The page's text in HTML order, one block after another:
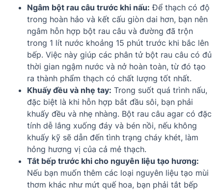
Ngâm bột rau câu trước khi nấu: Để thạch có độ
trong hoàn hảo và kết cấu giòn dai hơn, bạn nên
ngâm hỗn hợp bột rau câu và đường đã trộn
trong 1 lít nước khoảng 15 phút trước khi bắc lên
bếp. Việc này giúp các phân tử bột rau câu có đủ
thời gian ngậm nước và nở hoàn toàn, từ đó tạo
ra thành phẩm thạch có chất lượng tốt nhất.
Khuấy đều và nhẹ tay: Trong suốt quá trình nấu,
đặc biệt là khi hỗn hợp bắt đầu sôi, bạn phải
khuấy đều và nhẹ nhàng. Bột rau câu agar có đặc
tính dễ lắng xuống đáy và bén nồi, nếu không
khuấy kỹ sẽ dẫn đến tình trạng cháy khét, làm
hỏng hương vị của cả mẻ thạch.
Tắt bếp trước khi cho nguyên liệu tạo hương:
Nếu bạn muốn thêm các loại nguyên liệu tạo mùi
thơm khác như mứt quế hoa, bạn phải tắt bếp